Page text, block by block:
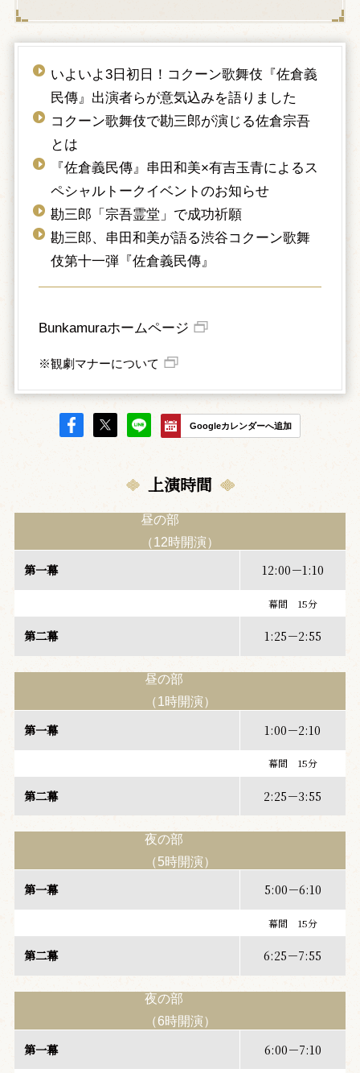
いよいよ3日初日！コクーン歌舞伎『佐倉義
民傳』出演者らが意気込みを語りました
コクーン歌舞伎で勘三郎が演じる佐倉宗吾
とは
『佐倉義民傳』串田和美×有吉玉青によるス
ペシャルトークイベントのお知らせ
勘三郎「宗吾霊堂」で成功祈願
勘三郎、串田和美が語る渋谷コクーン歌舞
伎第十一弾『佐倉義民傳』
Bunkamuraホームページ
※観劇マナーについて
Googleカレンダーへ追加
上演時間
昼の部
（12時開演）
第一幕 12:00－1:10
幕間 15分
第二幕 1:25－2:55
昼の部
（1時開演）
第一幕 1:00－2:10
幕間 15分
第二幕 2:25－3:55
夜の部
（5時開演）
第一幕 5:00－6:10
幕間 15分
第二幕 6:25－7:55
夜の部
（6時開演）
第一幕 6:00－7:10